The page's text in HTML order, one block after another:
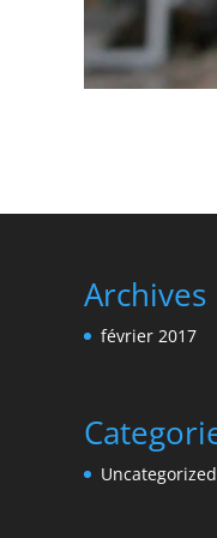
Archives
février 2017
Uncategorized